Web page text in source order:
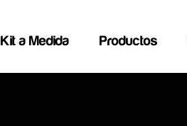
Kit a Medida Productos